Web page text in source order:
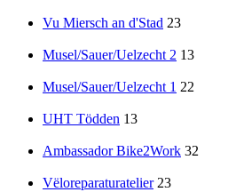
Vu Miersch an d'Stad 23
Musel/Sauer/Uelzecht 2 13
Musel/Sauer/Uelzecht 1 22
UHT Tödden 13
Ambassador Bike2Work 32
Vëloreparaturatelier 23